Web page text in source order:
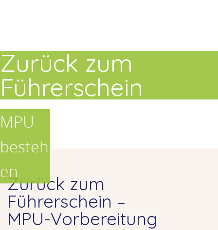
Zurück zum
Führerschein
MPU
besteh
en
Zurück zum
Führerschein –
MPU-Vorbereitung